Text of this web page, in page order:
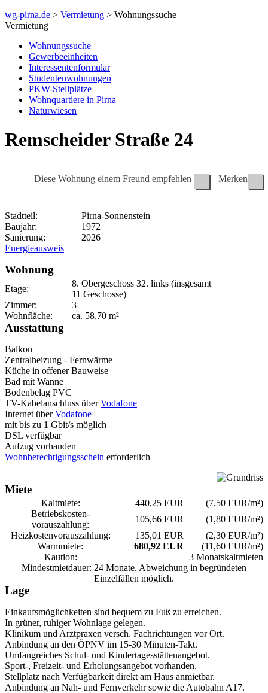
wg-pirna.de > Vermietung > Wohnungssuche
Vermietung
Wohnungssuche
Gewerbeeinheiten
Interessentenformular
Studentenwohnungen
PKW-Stellplätze
Wohnquartiere in Pirna
Naturwiesen
Remscheider Straße 24
Diese Wohnung einem Freund empfehlen Merken
Stadtteil:
Pirna-Sonnenstein
Baujahr:
1972
Sanierung:
2026
Energieausweis
Wohnung
Etage:
8. Obergeschoss 32. links (insgesamt
11 Geschosse)
Zimmer:
3
Wohnfläche:
ca. 58,70 m²
Ausstattung
Balkon
Zentralheizung - Fernwärme
Küche in offener Bauweise
Bad mit Wanne
Bodenbelag PVC
TV-Kabelanschluss überVodafone
Internet überVodafone
mit bis zu 1 Gbit/s möglich
DSL verfügbar
Aufzug vorhanden
Wohnberechtigungsschein erforderlich
Miete
Kaltmiete: 440,25 EUR
(7,50 EUR/m²)
Betriebskosten­
vorauszahlung:
105,66 EUR
(1,80 EUR/m²)
Heizkosten­vorauszahlung:
135,01 EUR
(2,30 EUR/m²)
Warmmiete:
680,92 EUR
(11,60 EUR/m²)
Kaution:
3 Monatskaltmieten
Mindestmietdauer: 24 Monate. Abweichung in begründeten
Einzelfällen möglich.
Lage
Einkaufsmöglichkeiten sind bequem zu Fuß zu erreichen.
In grüner, ruhiger Wohnlage gelegen.
Klinikum und Arztpraxen versch. Fachrichtungen vor Ort.
Anbindung an den ÖPNV im 15-30 Minuten-Takt.
Umfangreiches Schul- und Kindertagesstättenangebot.
Sport-, Freizeit- und Erholungsangebot vorhanden.
Stellplatz nach Verfügbarkeit direkt am Haus anmietbar.
Anbindung an Nah- und Fernverkehr sowie die Autobahn A17.